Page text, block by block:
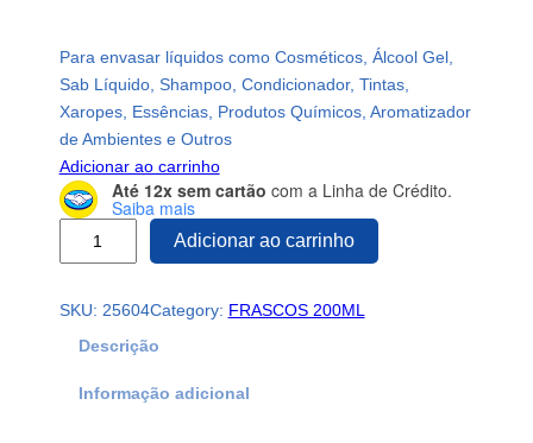
Para envasar líquidos como Cosméticos, Álcool Gel,
Sab Líquido, Shampoo, Condicionador, Tintas,
Xaropes, Essências, Produtos Químicos, Aromatizador
de Ambientes e Outros
Adicionar ao carrinho
Até 12x sem cartão com a Linha de Crédito.
Saiba mais
F
Adicionar ao carrinho
SKU: 25604Category: FRASCOS 200ML
Descrição
Informação adicional